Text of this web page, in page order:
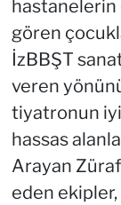
gören
İzBBŞT
veren
tiyatronun
hassas
Arayan
eden